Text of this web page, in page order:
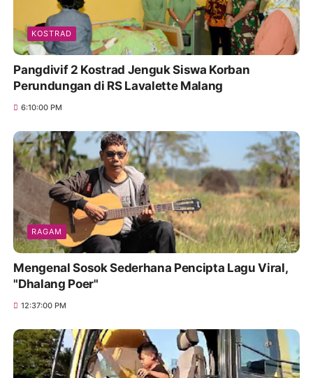
KOSTRAD
Pangdivif 2 Kostrad Jenguk Siswa Korban
Perundungan di RS Lavalette Malang
6:10:00 PM
RAGAM
Mengenal Sosok Sederhana Pencipta Lagu Viral,
"Dhalang Poer"
12:37:00 PM